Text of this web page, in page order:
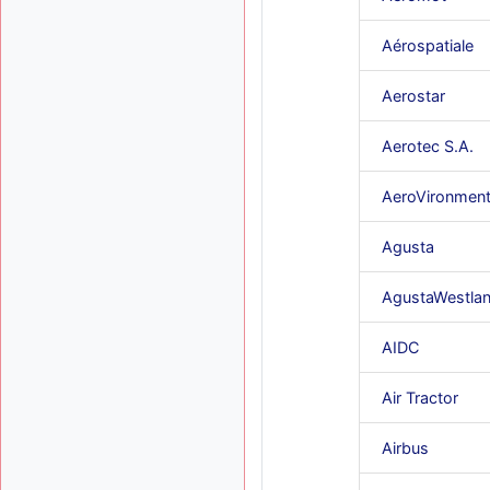
Aérospatiale
Aerostar
Aerotec S.A.
AeroVironment
Agusta
AIDC
Air Tractor
Airbus